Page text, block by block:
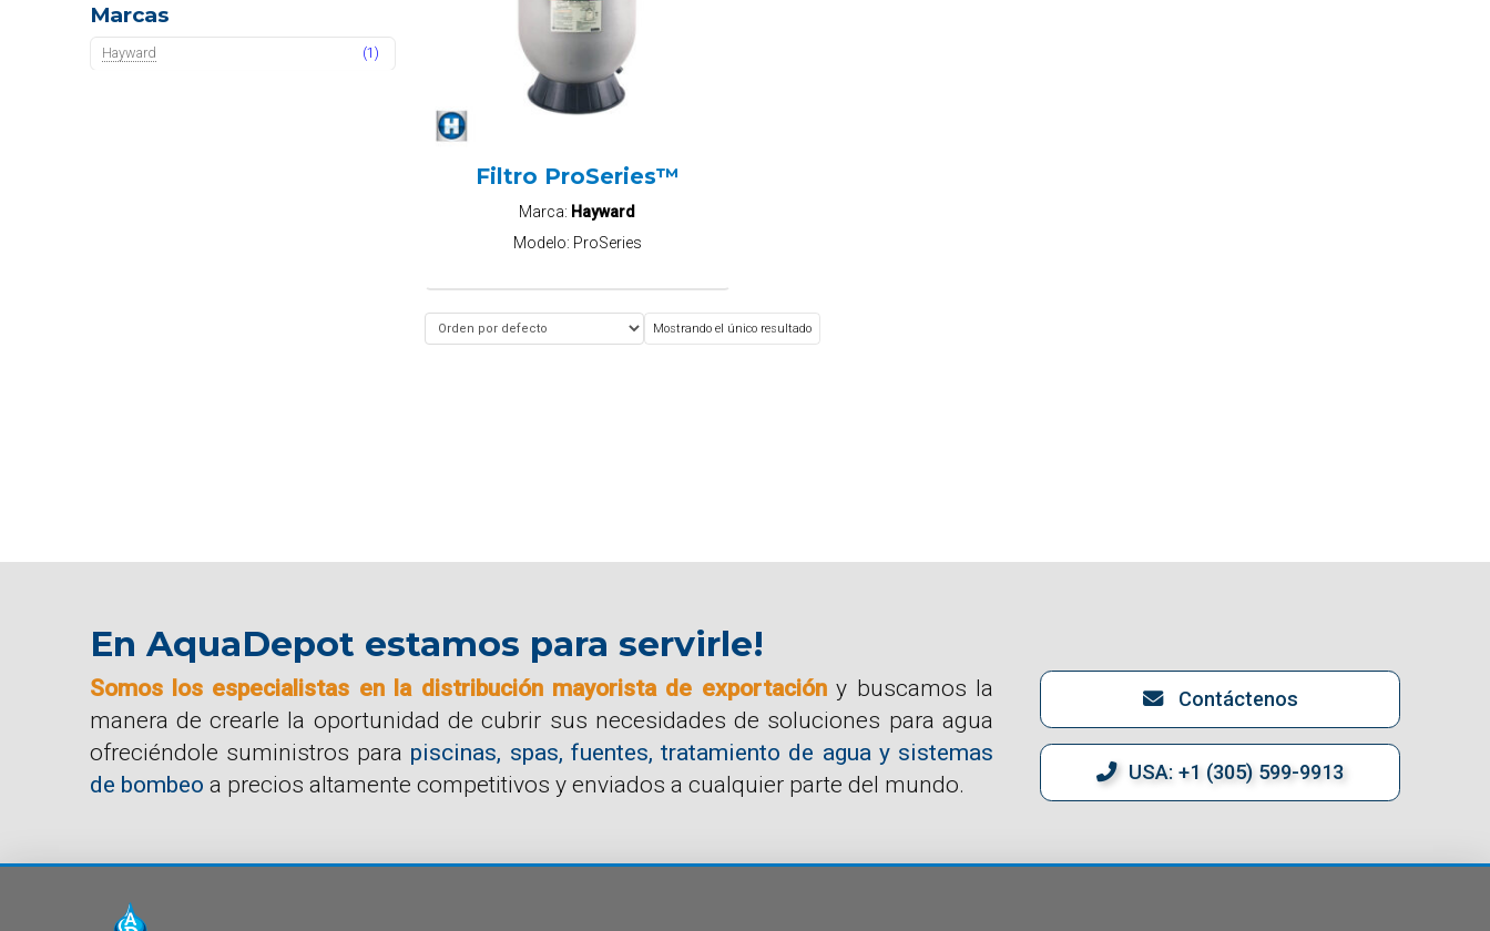
Marcas
Hayward (1)
Filtro ProSeries™
Marca: Hayward
Modelo: ProSeries
Mostrando el único resultado
En AquaDepot estamos para servirle!
Somos los especialistas en la distribución mayorista de exportacióny buscamos la
manera de crearle la oportunidad de cubrir sus necesidades de soluciones para agua
ofreciéndole suministros para piscinas, spas, fuentes, tratamiento de agua y sistemas
de bombeo a precios altamente competitivos y enviados a cualquier parte del mundo.
Contáctenos
USA: +1 (305) 599-9913